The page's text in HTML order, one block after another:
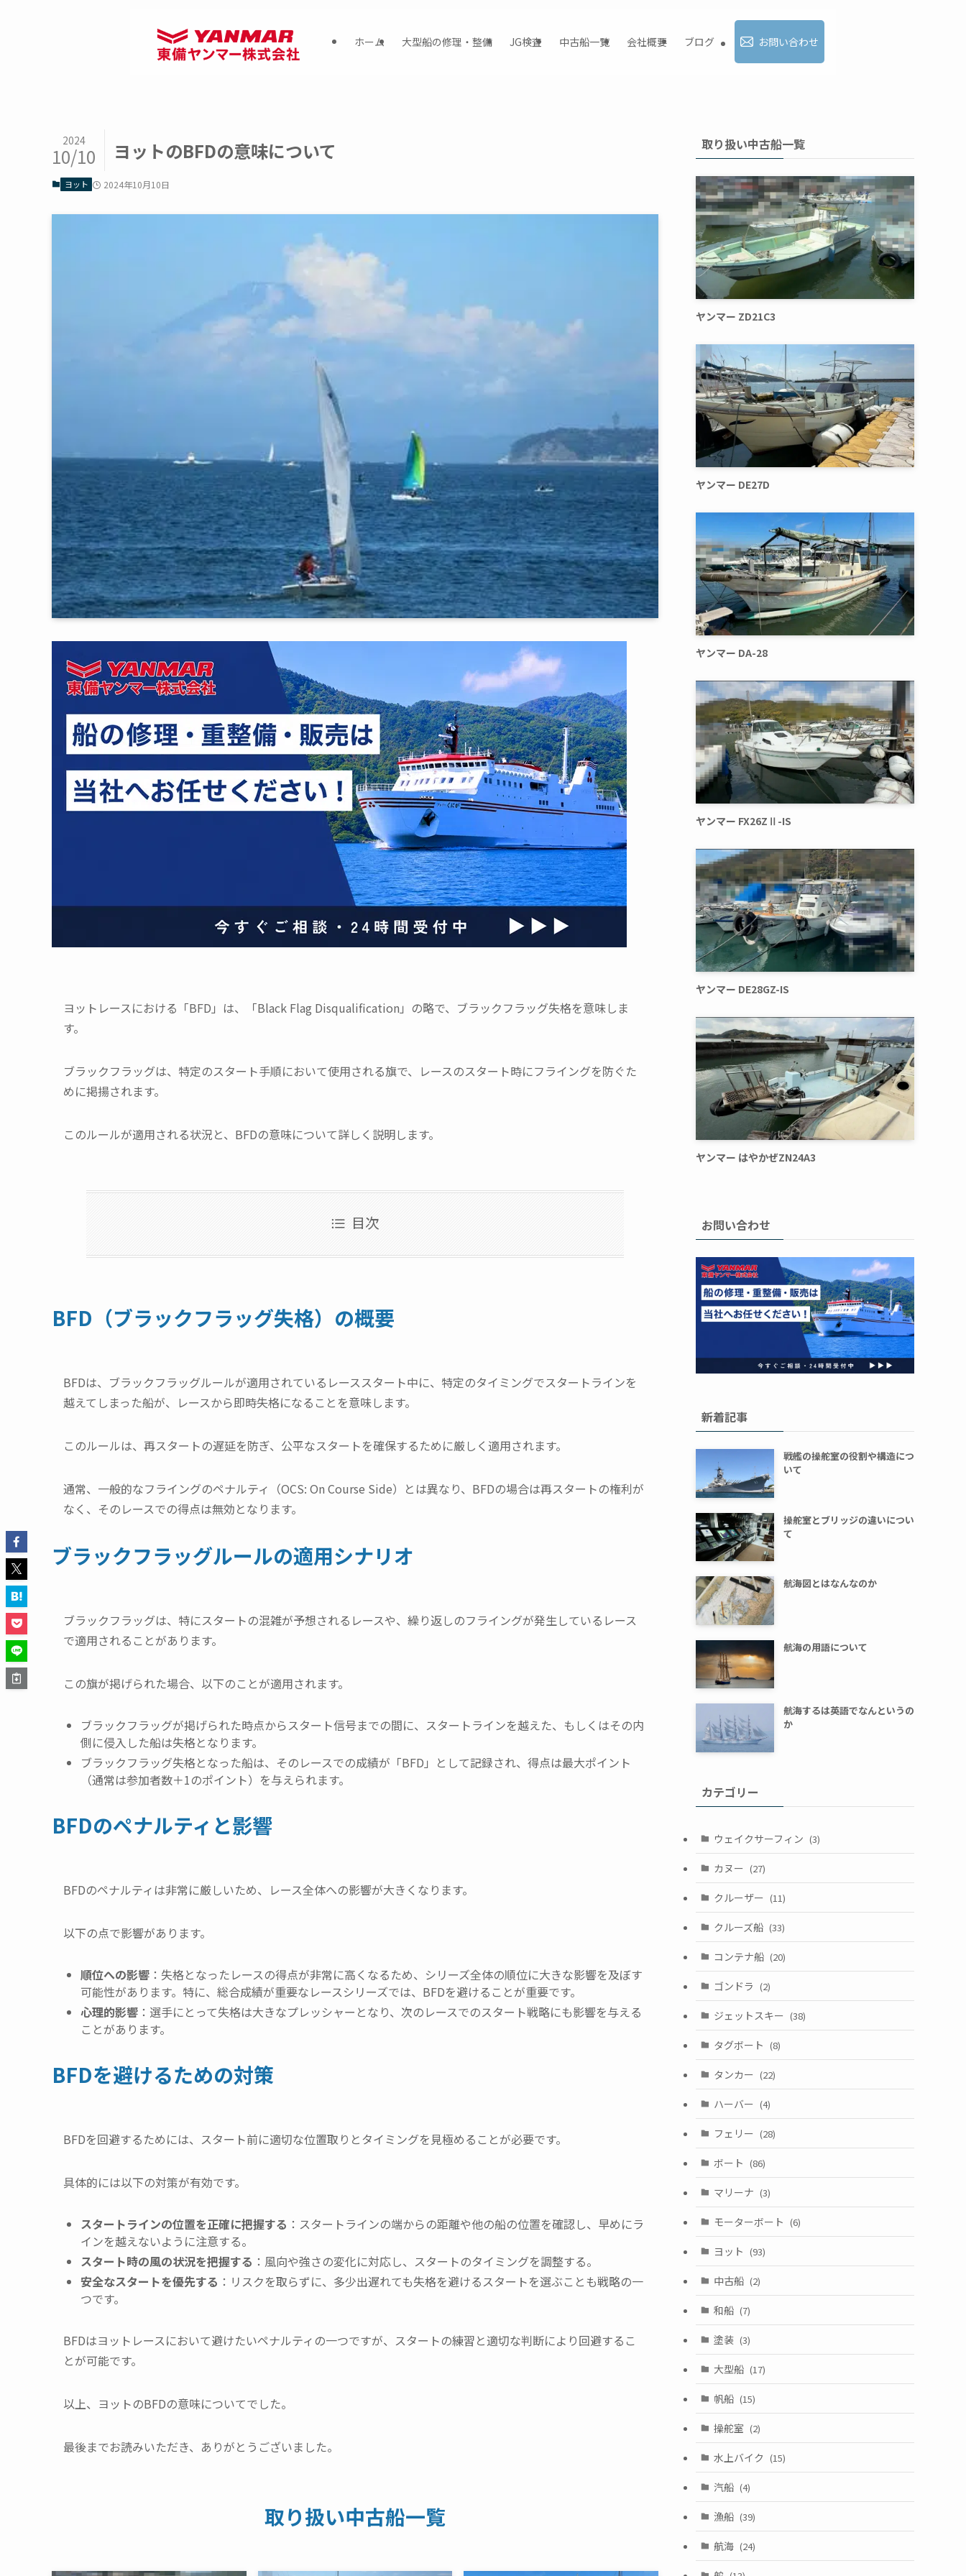
ホーム 大型船の修理・整備 JG検査 中古船一覧 会社概要 ブログ お問い合わせ
ヨットのBFDの意味について
2024
10/10
ヨット 2024年10月10日
ヨットレースにおける「BFD」は、「Black Flag Disqualification」の略で、ブラックフラッグ失格を意味しま
す。
ブラックフラッグは、特定のスタート手順において使用される旗で、レースのスタート時にフライングを防ぐた
めに掲揚されます。
このルールが適用される状況と、BFDの意味について詳しく説明します。
目次
BFD（ブラックフラッグ失格）の概要
BFDは、ブラックフラッグルールが適用されているレーススタート中に、特定のタイミングでスタートラインを
越えてしまった船が、レースから即時失格になることを意味します。
このルールは、再スタートの遅延を防ぎ、公平なスタートを確保するために厳しく適用されます。
通常、一般的なフライングのペナルティ（OCS: On Course Side）とは異なり、BFDの場合は再スタートの権利が
なく、そのレースでの得点は無効となります。
ブラックフラッグルールの適用シナリオ
ブラックフラッグは、特にスタートの混雑が予想されるレースや、繰り返しのフライングが発生しているレース
で適用されることがあります。
この旗が掲げられた場合、以下のことが適用されます。
ブラックフラッグが掲げられた時点からスタート信号までの間に、スタートラインを越えた、もしくはその内
側に侵入した船は失格となります。
ブラックフラッグ失格となった船は、そのレースでの成績が「BFD」として記録され、得点は最大ポイント
（通常は参加者数＋1のポイント）を与えられます。
BFDのペナルティと影響
BFDのペナルティは非常に厳しいため、レース全体への影響が大きくなります。
以下の点で影響があります。
順位への影響 ：失格となったレースの得点が非常に高くなるため、シリーズ全体の順位に大きな影響を及ぼす
可能性があります。特に、総合成績が重要なレースシリーズでは、BFDを避けることが重要です。
心理的影響 ：選手にとって失格は大きなプレッシャーとなり、次のレースでのスタート戦略にも影響を与える
ことがあります。
BFDを避けるための対策
BFDを回避するためには、スタート前に適切な位置取りとタイミングを見極めることが必要です。
具体的には以下の対策が有効です。
スタートラインの位置を正確に把握する ：スタートラインの端からの距離や他の船の位置を確認し、早めにラ
インを越えないように注意する。
スタート時の風の状況を把握する ：風向や強さの変化に対応し、スタートのタイミングを調整する。
安全なスタートを優先する ：リスクを取らずに、多少出遅れても失格を避けるスタートを選ぶことも戦略の一
つです。
BFDはヨットレースにおいて避けたいペナルティの一つですが、スタートの練習と適切な判断により回避するこ
とが可能です。
以上、ヨットのBFDの意味についてでした。
最後までお読みいただき、ありがとうございました。
取り扱い中古船一覧
取り扱い中古船一覧
ヤンマー ZD21C3
ヤンマー DE27D
ヤンマー DA-28
ヤンマー FX26ZⅡ-IS
ヤンマー DE28GZ-IS
ヤンマー はやかぜZN24A3
お問い合わせ
新着記事
戦艦の操舵室の役割や構造につ
いて
操舵室とブリッジの違いについ
て
航海図とはなんなのか
航海の用語について
航海するは英語でなんというの
か
カテゴリー
ウェイクサーフィン (3)
カヌー (27)
クルーザー (11)
クルーズ船 (33)
コンテナ船 (20)
ゴンドラ (2)
ジェットスキー (38)
タグボート (8)
タンカー (22)
ハーバー (4)
フェリー (28)
ボート (86)
マリーナ (3)
モーターボート (6)
ヨット (93)
中古船 (2)
和船 (7)
塗装 (3)
大型船 (17)
帆船 (15)
操舵室 (2)
水上バイク (15)
汽船 (4)
漁船 (39)
航海 (24)